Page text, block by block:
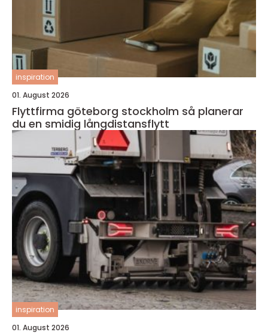
inspiration
01. August 2026
Flyttfirma göteborg stockholm så planerar
du en smidig långdistansflytt
inspiration
01. August 2026